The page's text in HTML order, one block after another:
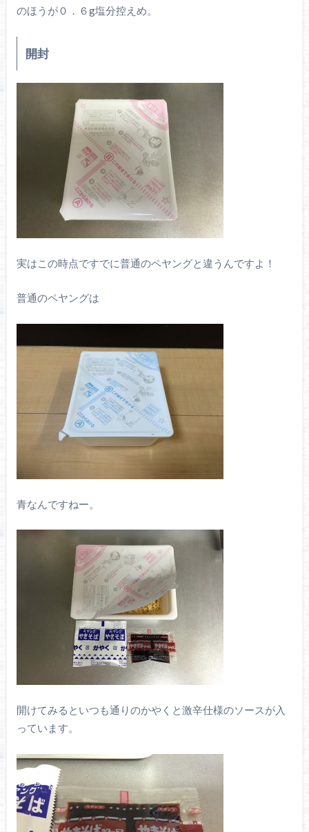
のほうが０．６g塩分控えめ。
開封
実はこの時点ですでに普通のペヤングと違うんですよ！
普通のペヤングは
青なんですねー。
開けてみるといつも通りのかやくと激辛仕様のソースが入
っています。